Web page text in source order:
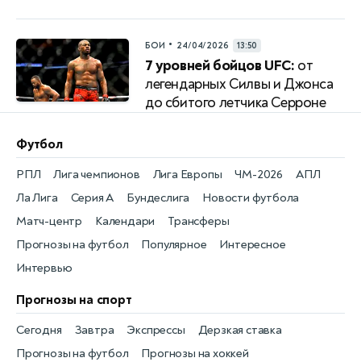
БОИ • 24/04/2026 13:50
7 уровней бойцов UFC: от
легендарных Силвы и Джонса
до сбитого летчика Серроне
Футбол
Новости футбола
РПЛ
Матч-центр
Лига чемпионов
Календари
Лига Европы
Трансферы
ЧМ-2026
Прогнозы на футбол
АПЛ
Популярное
Ла Лига
Интересное
Серия А
Интервью
Бундеслига
Прогнозы на спорт
Прогнозы на футбол
Сегодня
Прогнозы на хоккей
Завтра Экспрессы Дерзкая ставка